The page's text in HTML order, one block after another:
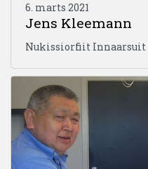
6. marts 2021
Jens Kleemann
Nukissiorfiit Innaarsuit